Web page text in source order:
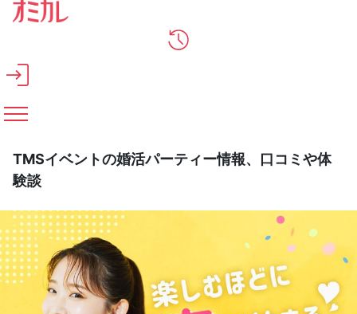
メインコンテンツへスキップ
TMSイベントの婚活パーティー情報、口コミや体
験談